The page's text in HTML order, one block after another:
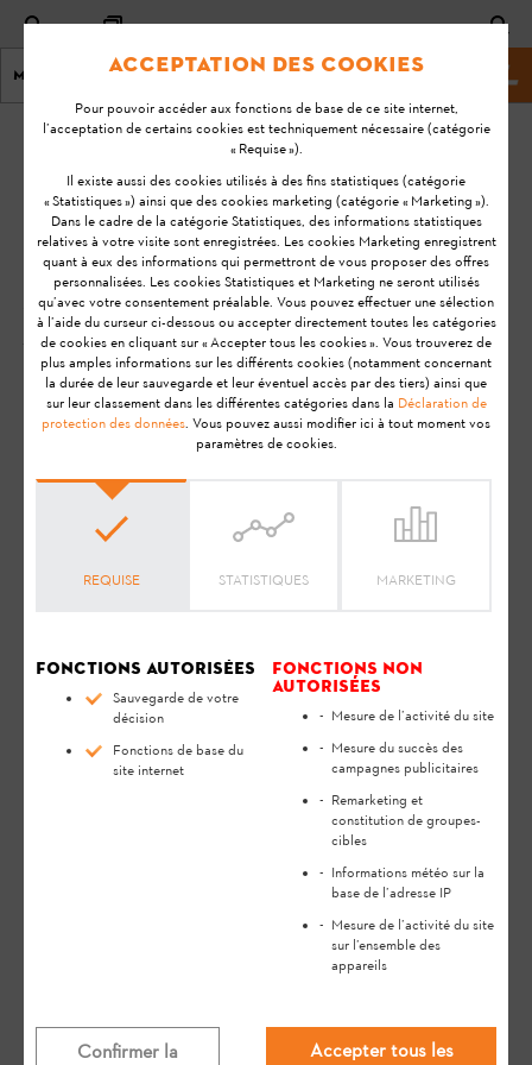
Menu Site Web de stihl
Page d'accueil Tondeuses à gazon
Tondeuses à gazon > FAQs
Vous trouverez ici les informations essentielles sur les
tondeuses à gazon STIHL.
tondeuse STIHL ?
FAQ Utilisation
Acceptation des cookies
Pour pouvoir accéder aux fonctions de base de ce site internet,
l’acceptation de certains cookies est techniquement nécessaire (catégorie
« Requise »).
Il existe aussi des cookies utilisés à des fins statistiques (catégorie
« Statistiques ») ainsi que des cookies marketing (catégorie « Marketing »).
Dans le cadre de la catégorie Statistiques, des informations statistiques
relatives à votre visite sont enregistrées. Les cookies Marketing enregistrent
quant à eux des informations qui permettront de vous proposer des offres
personnalisées. Les cookies Statistiques et Marketing ne seront utilisés
qu’avec votre consentement préalable. Vous pouvez effectuer une sélection
à l’aide du curseur ci-dessous ou accepter directement toutes les catégories
de cookies en cliquant sur « Accepter tous les cookies ». Vous trouverez de
plus amples informations sur les différents cookies (notamment concernant
la durée de leur sauvegarde et leur éventuel accès par des tiers) ainsi que
sur leur classement dans les différentes catégories dans la Déclaration de
protection des données. Vous pouvez aussi modifier ici à tout moment vos
paramètres de cookies.
REQUISE STATISTIQUES MARKETING
Fonctions autorisées
Sauvegarde de votre
décision
Fonctions de base du
site internet
Fonctions non
autorisées
Mesure de l’activité du site
Mesure du succès des
campagnes publicitaires
Remarketing et
constitution de groupes-
cibles
Informations météo sur la
base de l’adresse IP
Mesure de l’activité du site
sur l’ensemble des
appareils
Confirmer la
Accepter tous les